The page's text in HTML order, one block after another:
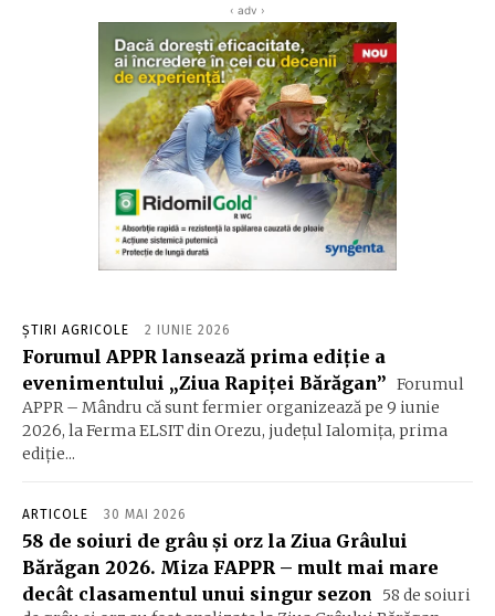
‹ adv ›
ȘTIRI AGRICOLE 2 IUNIE 2026
Forumul APPR lansează prima ediție a
evenimentului „Ziua Rapiței Bărăgan” Forumul
APPR – Mândru că sunt fermier organizează pe 9 iunie
2026, la Ferma ELSIT din Orezu, județul Ialomița, prima
ediție...
ARTICOLE 30 MAI 2026
58 de soiuri de grâu și orz la Ziua Grâului
Bărăgan 2026. Miza FAPPR – mult mai mare
decât clasamentul unui singur sezon
58 de soiuri